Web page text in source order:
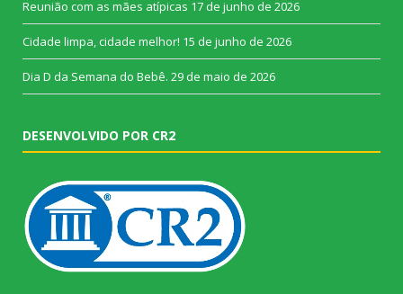
Reunião com as mães atípicas 17 de junho de 2026
Cidade limpa, cidade melhor! 15 de junho de 2026
Dia D da Semana do Bebê. 29 de maio de 2026
DESENVOLVIDO POR CR2